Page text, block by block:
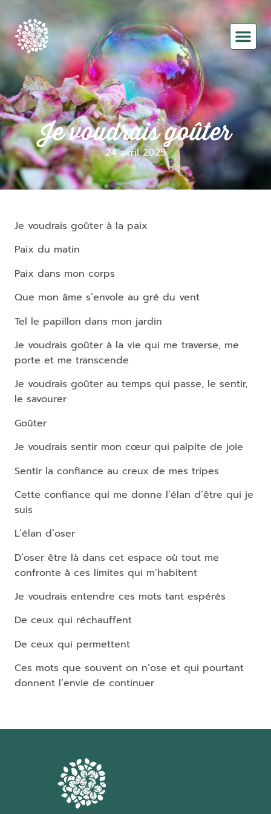
Je voudrais goûter
24 avril 2025
Je voudrais goûter à la paix
Paix du matin
Paix dans mon corps
Que mon âme s’envole au gré du vent
Tel le papillon dans mon jardin
Je voudrais goûter à la vie qui me traverse, me
porte et me transcende
Je voudrais goûter au temps qui passe, le sentir,
le savourer
Goûter
Je voudrais sentir mon cœur qui palpite de joie
Sentir la confiance au creux de mes tripes
Cette confiance qui me donne l’élan d’être qui je
suis
L’élan d’oser
D’oser être là dans cet espace où tout me
confronte à ces limites qui m’habitent
Je voudrais entendre ces mots tant espérés
De ceux qui réchauffent
De ceux qui permettent
Ces mots que souvent on n’ose et qui pourtant
donnent l’envie de continuer